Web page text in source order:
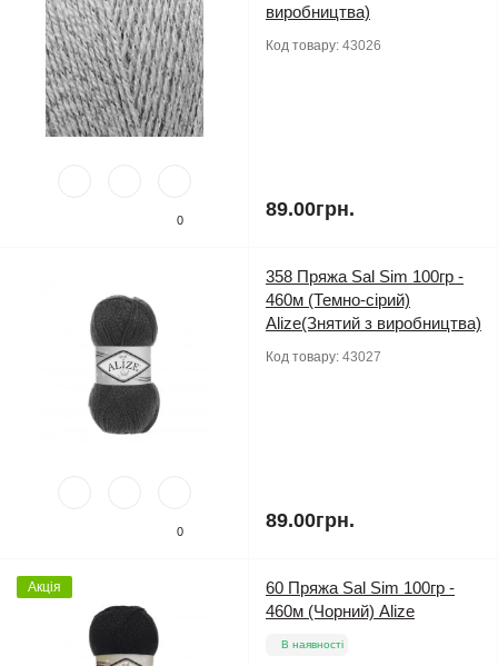
0
виробництва)
Код товару: 43026
89.00грн.
0
358 Пряжа Sal Sim 100гр -
460м (Темно-сірий)
Alize(Знятий з виробництва)
Код товару: 43027
89.00грн.
Акція
60 Пряжа Sal Sim 100гр -
460м (Чорний) Alize
В наявності